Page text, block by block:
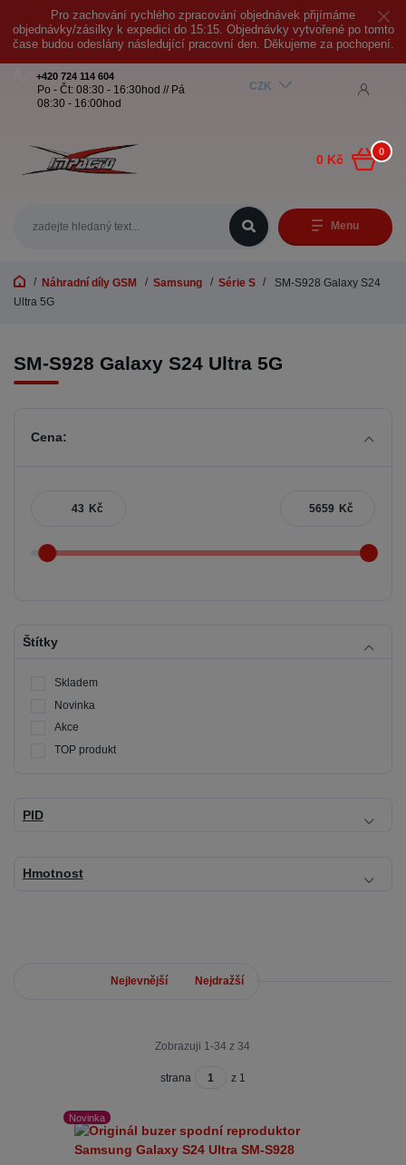
Pro zachování rychlého zpracování objednávek přijímáme
objednávky/zásilky k expedici do 15:15. Objednávky vytvořené po tomto
čase budou odeslány následující pracovní den. Děkujeme za pochopení.
Menu
CZK
+420 724 114 604
Po - Čt: 08:30 - 16:30hod // Pá
08:30 - 16:00hod
0
0 Kč
Náhradní díly GSM Samsung Série S
SM-S928 Galaxy S24
Ultra 5G
SM-S928 Galaxy S24 Ultra 5G
Cena:
Kč Kč
Štítky
Skladem
Novinka
Akce
TOP produkt
PID
Hmotnost
Nejlevnější Nejdražší
Zobrazuji 1-34 z 34
strana z 1
Novinka